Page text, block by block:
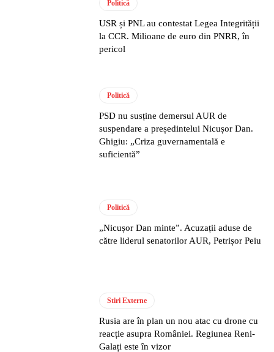
Politică
USR și PNL au contestat Legea Integrității
la CCR. Milioane de euro din PNRR, în
pericol
Politică
PSD nu susține demersul AUR de
suspendare a președintelui Nicușor Dan.
Ghigiu: „Criza guvernamentală e
suficientă”
Politică
„Nicușor Dan minte”. Acuzații aduse de
către liderul senatorilor AUR, Petrișor Peiu
Stiri Externe
Rusia are în plan un nou atac cu drone cu
reacție asupra României. Regiunea Reni-
Galați este în vizor